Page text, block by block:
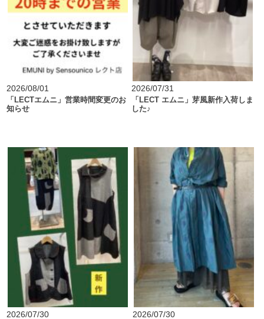
2026/08/01
「LECTエムニ」営業時間変更のお
知らせ
2026/07/31
「LECT エムニ」芽風新作入荷しま
した♪
2026/07/30 2026/07/30